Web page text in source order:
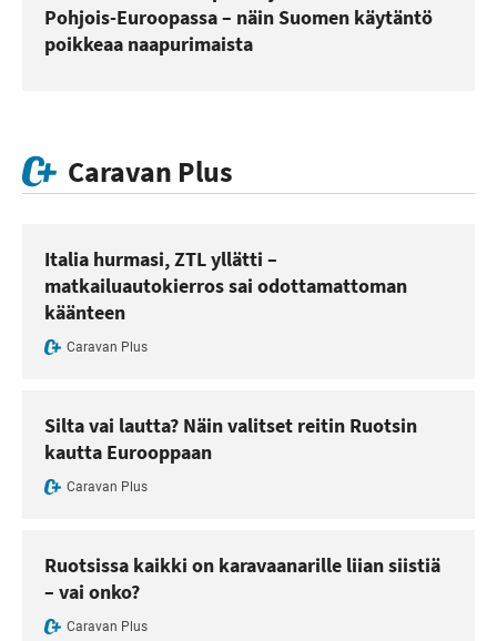
Pohjois-Euroopassa – näin Suomen käytäntö
poikkeaa naapurimaista
Caravan Plus
Italia hurmasi, ZTL yllätti –
matkailuautokierros sai odottamattoman
käänteen
Caravan Plus
Silta vai lautta? Näin valitset reitin Ruotsin
kautta Eurooppaan
Caravan Plus
Ruotsissa kaikki on karavaanarille liian siistiä
– vai onko?
Caravan Plus